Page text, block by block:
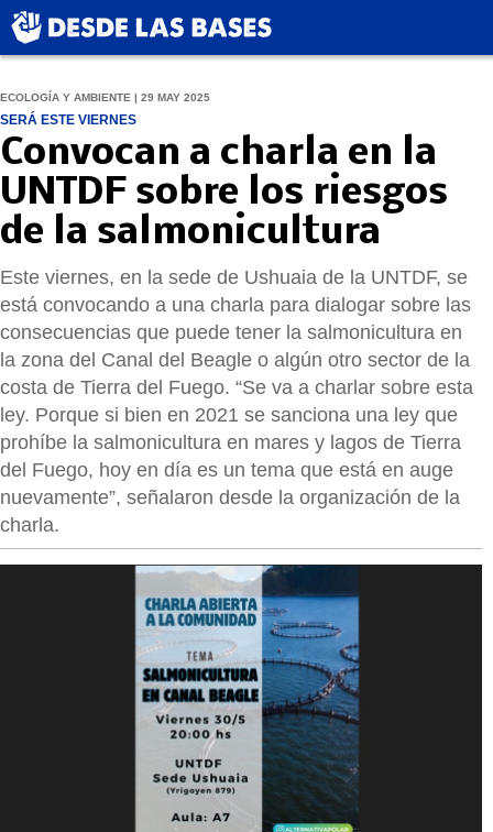
ECOLOGÍA Y AMBIENTE | 29 MAY 2025
SERÁ ESTE VIERNES
Convocan a charla en la
UNTDF sobre los riesgos
de la salmonicultura
Este viernes, en la sede de Ushuaia de la UNTDF, se
está convocando a una charla para dialogar sobre las
consecuencias que puede tener la salmonicultura en
la zona del Canal del Beagle o algún otro sector de la
costa de Tierra del Fuego. “Se va a charlar sobre esta
ley. Porque si bien en 2021 se sanciona una ley que
prohíbe la salmonicultura en mares y lagos de Tierra
del Fuego, hoy en día es un tema que está en auge
nuevamente”, señalaron desde la organización de la
charla.